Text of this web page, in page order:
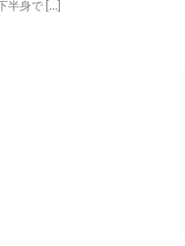
半身で […]